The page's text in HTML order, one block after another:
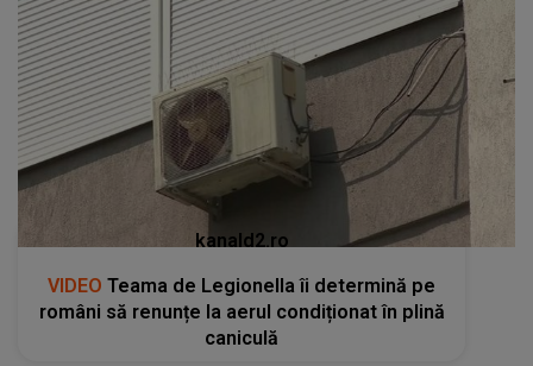
kanald2.ro
VIDEO Teama de Legionella îi determină pe
români să renunțe la aerul condiționat în plină
caniculă